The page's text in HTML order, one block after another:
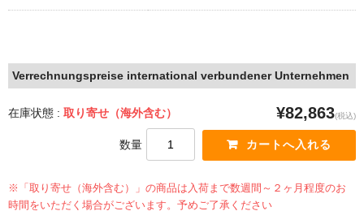
Verrechnungspreise international verbundener Unternehmen
在庫状態 : 取り寄せ（海外含む） ¥82,863(税込)
数量
※「取り寄せ（海外含む）」の商品は入荷まで数週間～２ヶ月程度のお
時間をいただく場合がございます。予めご了承ください